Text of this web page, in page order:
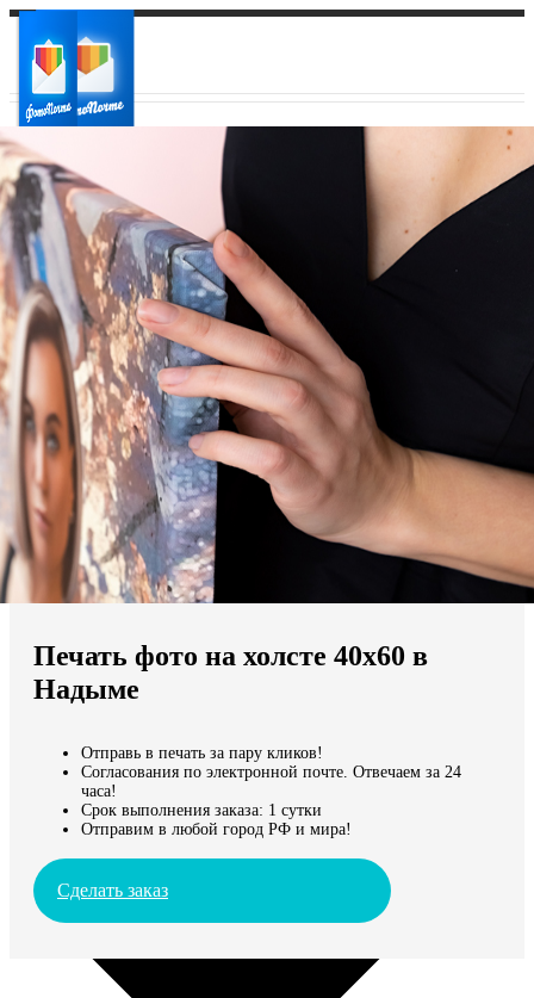
Ваш город:
Ваш регион доставки
Выберите из списка:
Мы доставляем по всему миру
Продолжить без города
Печать фото на холсте 40х60 в
Надыме
Отправь в печать за пару кликов!
Согласования по электронной почте. Отвечаем за 24
часа!
Срок выполнения заказа: 1 сутки
Отправим в любой город РФ и мира!
Сделать заказ